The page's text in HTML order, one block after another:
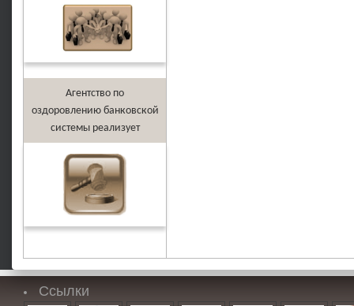
Агентство по
оздоровлению банковской
системы реализует
Ссылки